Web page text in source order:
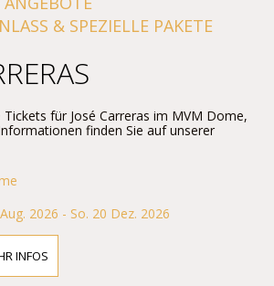
& SPEZIELLE PAKETE
für José Carreras im MVM Dome,
finden Sie auf unserer
2026 - So. 20 Dez. 2026
INFOS